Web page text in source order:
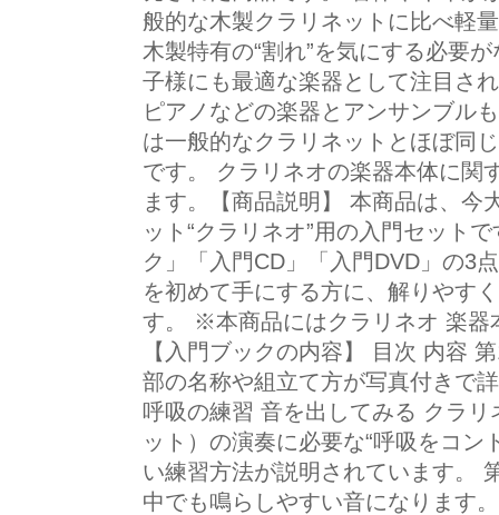
般的な木製クラリネットに比べ軽
木製特有の“割れ”を気にする必要
子様にも最適な楽器として注目さ
ピアノなどの楽器とアンサンブル
は一般的なクラリネットとほぼ同
です。 クラリネオの楽器本体に関
ます。【商品説明】 本商品は、今
ット“クラリネオ”用の入門セット
ク」「入門CD」「入門DVD」の3
を初めて手にする方に、解りやす
す。 ※本商品にはクラリネオ 楽
【入門ブックの内容】 目次 内容
部の名称や組立て方が写真付きで
呼吸の練習 音を出してみる クラ
ット）の演奏に必要な“呼吸をコン
い練習方法が説明されています。
中でも鳴らしやすい音になります